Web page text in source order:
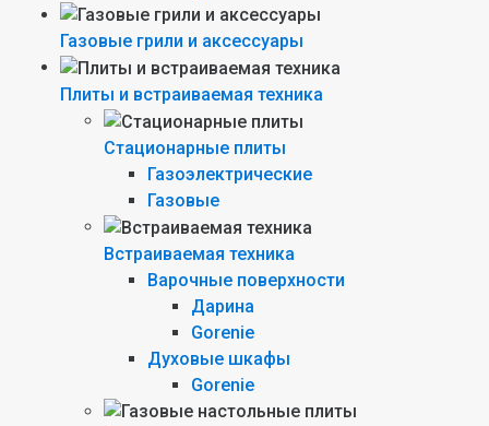
Газовые грили и аксессуары
Плиты и встраиваемая техника
Стационарные плиты
Газоэлектрические
Газовые
Встраиваемая техника
Варочные поверхности
Дарина
Gorenie
Духовые шкафы
Gorenie